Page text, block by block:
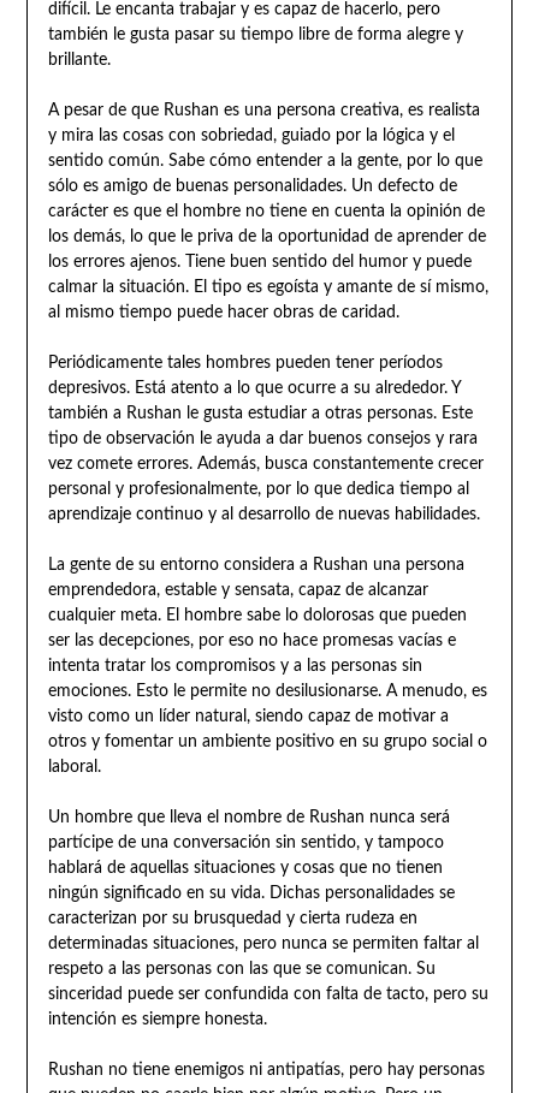
difícil. Le encanta trabajar y es capaz de hacerlo, pero
también le gusta pasar su tiempo libre de forma alegre y
brillante.
A pesar de que Rushan es una persona creativa, es realista
y mira las cosas con sobriedad, guiado por la lógica y el
sentido común. Sabe cómo entender a la gente, por lo que
sólo es amigo de buenas personalidades. Un defecto de
carácter es que el hombre no tiene en cuenta la opinión de
los demás, lo que le priva de la oportunidad de aprender de
los errores ajenos. Tiene buen sentido del humor y puede
calmar la situación. El tipo es egoísta y amante de sí mismo,
al mismo tiempo puede hacer obras de caridad.
Periódicamente tales hombres pueden tener períodos
depresivos. Está atento a lo que ocurre a su alrededor. Y
también a Rushan le gusta estudiar a otras personas. Este
tipo de observación le ayuda a dar buenos consejos y rara
vez comete errores. Además, busca constantemente crecer
personal y profesionalmente, por lo que dedica tiempo al
aprendizaje continuo y al desarrollo de nuevas habilidades.
La gente de su entorno considera a Rushan una persona
emprendedora, estable y sensata, capaz de alcanzar
cualquier meta. El hombre sabe lo dolorosas que pueden
ser las decepciones, por eso no hace promesas vacías e
intenta tratar los compromisos y a las personas sin
emociones. Esto le permite no desilusionarse. A menudo, es
visto como un líder natural, siendo capaz de motivar a
otros y fomentar un ambiente positivo en su grupo social o
laboral.
Un hombre que lleva el nombre de Rushan nunca será
partícipe de una conversación sin sentido, y tampoco
hablará de aquellas situaciones y cosas que no tienen
ningún significado en su vida. Dichas personalidades se
caracterizan por su brusquedad y cierta rudeza en
determinadas situaciones, pero nunca se permiten faltar al
respeto a las personas con las que se comunican. Su
sinceridad puede ser confundida con falta de tacto, pero su
intención es siempre honesta.
Rushan no tiene enemigos ni antipatías, pero hay personas